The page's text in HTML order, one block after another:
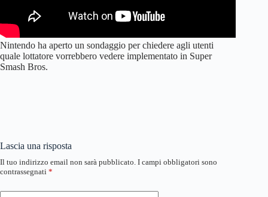
Nintendo ha aperto un sondaggio per chiedere agli utenti
quale lottatore vorrebbero vedere implementato in Super
Smash Bros.
Lascia una risposta
Il tuo indirizzo email non sarà pubblicato. I campi obbligatori sono
contrassegnati *